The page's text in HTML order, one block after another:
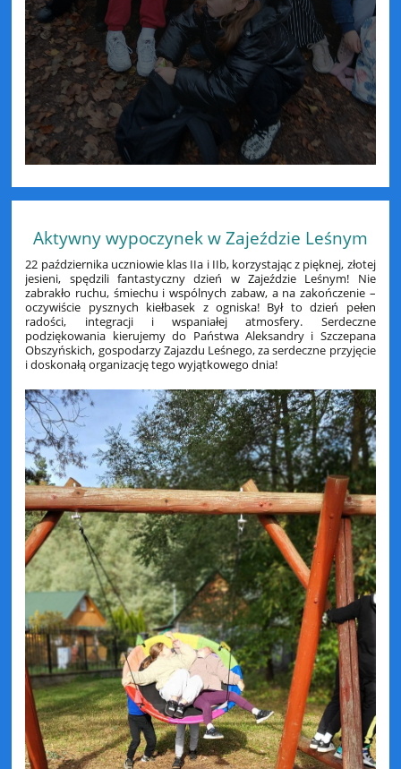
Aktywny wypoczynek w Zajeździe Leśnym
22 października uczniowie klas IIa i IIb, korzystając z pięknej, złotej
jesieni, spędzili fantastyczny dzień w Zajeździe Leśnym! Nie
zabrakło ruchu, śmiechu i wspólnych zabaw, a na zakończenie –
oczywiście pysznych kiełbasek z ogniska! Był to dzień pełen
radości, integracji i wspaniałej atmosfery. Serdeczne
podziękowania kierujemy do Państwa Aleksandry i Szczepana
Obszyńskich, gospodarzy Zajazdu Leśnego, za serdeczne przyjęcie
i doskonałą organizację tego wyjątkowego dnia!